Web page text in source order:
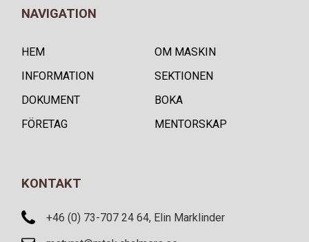
NAVIGATION
HEM
OM MASKIN
INFORMATION
SEKTIONEN
DOKUMENT
BOKA
FÖRETAG
MENTORSKAP
KONTAKT
+46 (0) 73-707 24 64, Elin Marklinder